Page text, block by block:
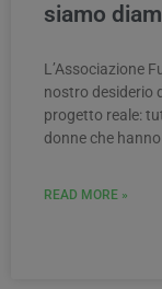
siamo
L’Associazione
nostro desiderio
progetto reale:
donne che
READ MORE »